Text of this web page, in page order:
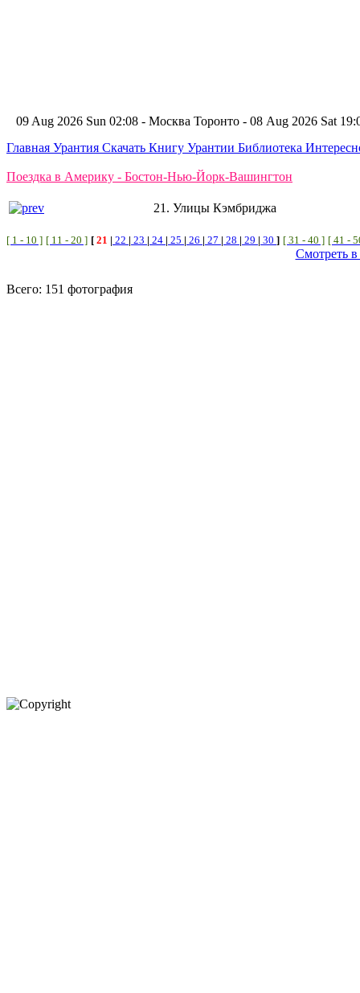
09 Aug 2026 Sun 02:08 - Москва Торонто - 08 Aug 2026 Sat
Главная Урантия Скачать Книгу Урантии Библиотека
Поездка в Америку - Бостон-Нью-Йорк-Вашингтон
21. Улицы Кэмбриджа
[ 1 - 10 ] [ 11 - 20 ] [ 21 | 22 | 23 | 24 | 25 | 26 | 27 | 28 | 29 | 30 ] [ 31 - 40 ] [ 41 -
Смотреть
Всего: 151 фотография